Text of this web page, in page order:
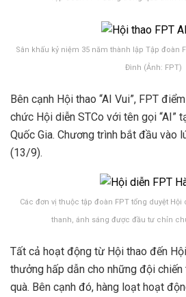
Sân khấu kỷ niệm 35 năm thành lập Tập đoàn
Đình (Ảnh: FPT)
Bên cạnh Hội thao “AI Vui”, FPT
chức Hội diễn STCo với tên gọi “AI”
Quốc Gia. Chương trình bắt đầu vào
(13/9).
Các đơn vị thuộc tập đoàn FPT tổng duyệt
thanh, ánh sáng được đầu tư chỉn
Tất cả hoạt động từ Hội thao đến
thưởng hấp dẫn cho những đội
quà. Bên cạnh đó, hàng loạt hoạt